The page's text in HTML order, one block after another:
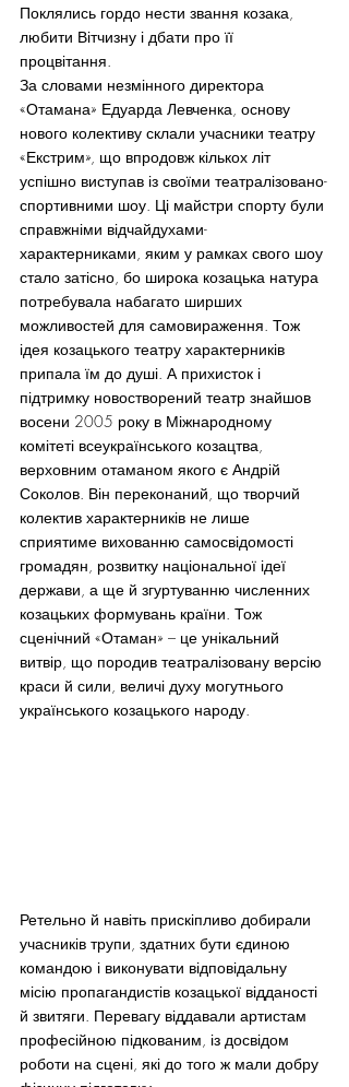
Поклялись гордо нести звання козака,
любити Вітчизну і дбати про її
процвітання.
За словами незмінного директора
«Отамана» Едуарда Левченка, основу
нового колективу склали учасники театру
«Екстрим», що впродовж кількох літ
успішно виступав із своїми театралізовано-
спортивними шоу. Ці майстри спорту були
справжніми відчайдухами-
характерниками, яким у рамках свого шоу
стало затісно, бо широка козацька натура
потребувала набагато ширших
можливостей для самовираження. Тож
ідея козацького театру характерників
припала їм до душі. А прихисток і
підтримку новостворений театр знайшов
восени 2005 року в Міжнародному
комітеті всеукраїнського козацтва,
верховним отаманом якого є Андрій
Соколов. Він переконаний, що творчий
колектив характерників не лише
сприятиме вихованню самосвідомості
громадян, розвитку національної ідеї
держави, а ще й згуртуванню численних
козацьких формувань країни. Тож
сценічний «Отаман» – це унікальний
витвір, що породив театралізовану версію
краси й сили, величі духу могутнього
українського козацького народу.
Ретельно й навіть прискіпливо добирали
учасників трупи, здатних бути єдиною
командою і виконувати відповідальну
місію пропагандистів козацької відданості
й звитяги. Перевагу віддавали артистам
професійною підкованим, із досвідом
роботи на сцені, які до того ж мали добру